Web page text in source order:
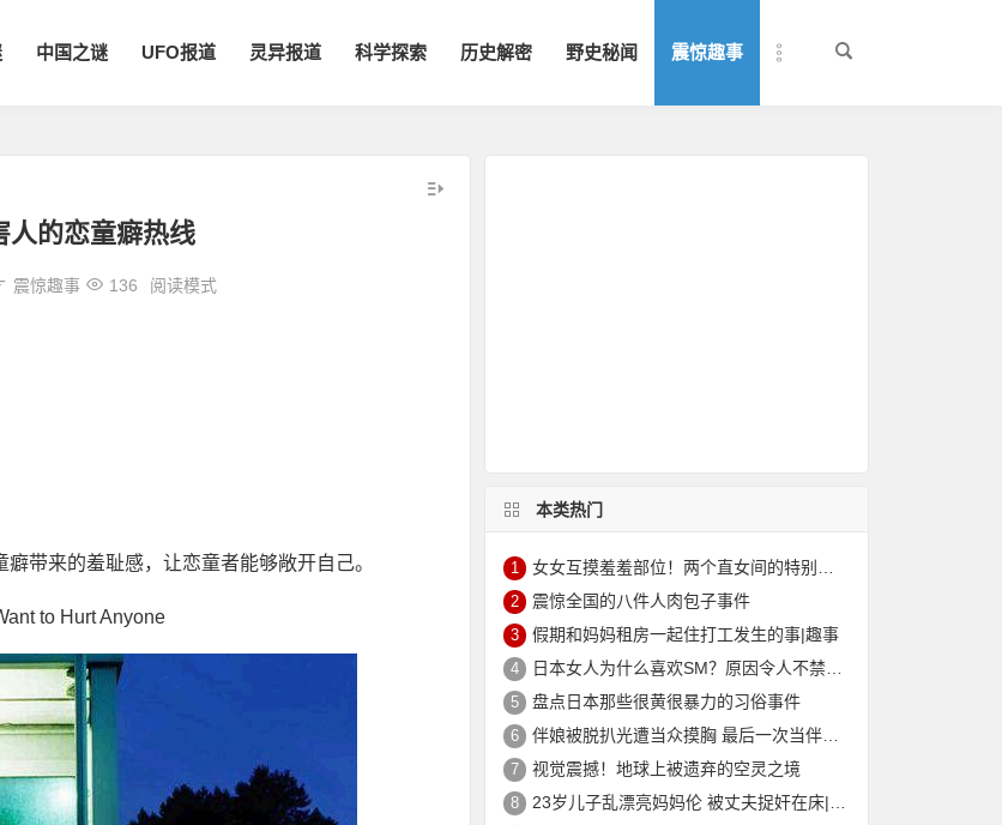
中国之谜 UFO报道 灵异报道 科学探索 历史解密 野史秘闻 震惊趣事
人的恋童癖热线
震惊趣事 136 阅读模式
带来的羞耻感，让恋童者能够敞开自己。
to Hurt Anyone
本类热门
1 女女互摸羞羞部位！两个直女间的特别实验让人猝不及防
2 震惊全国的八件人肉包子事件
3 假期和妈妈租房一起住打工发生的事|趣事
4 日本女人为什么喜欢SM？原因令人不禁脸红
5 盘点日本那些很黄很暴力的习俗事件
6 伴娘被脱扒光遭当众摸胸 最后一次当伴娘|趣事
7 视觉震撼！地球上被遗弃的空灵之境
8 23岁儿子乱漂亮妈妈伦 被丈夫捉奸在床|趣事